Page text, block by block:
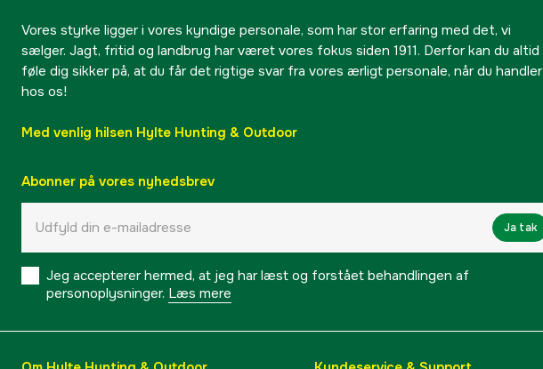
Vores styrke ligger i vores kyndige personale, som har stor erfaring med det, vi
sælger. Jagt, fritid og landbrug har været vores fokus siden 1911. Derfor kan du altid
føle dig sikker på, at du får det rigtige svar fra vores ærligt personale, når du handler
hos os!
Med venlig hilsen Hylte Hunting & Outdoor
Abonner på vores nyhedsbrev
Ja tak
Jeg accepterer hermed, at jeg har læst og forstået behandlingen af ​​
personoplysninger. Læs mere